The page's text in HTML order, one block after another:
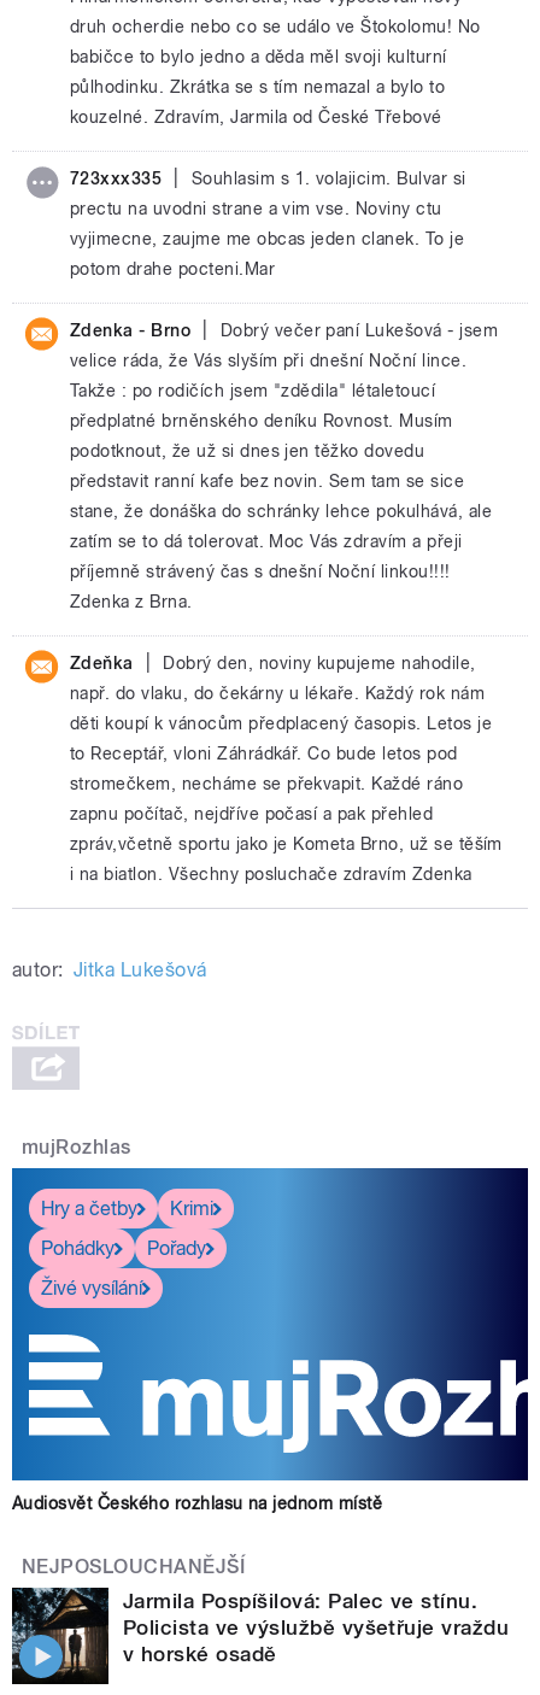
druh ocherdie nebo co se událo ve Štokolomu! No
babičce to bylo jedno a děda měl svoji kulturní
půlhodinku. Zkrátka se s tím nemazal a bylo to
kouzelné. Zdravím, Jarmila od České Třebové
723xxx335
Souhlasim s 1. volajicim. Bulvar si
prectu na uvodni strane a vim vse. Noviny ctu
vyjimecne, zaujme me obcas jeden clanek. To je
potom drahe pocteni.Mar
Zdenka - Brno
Dobrý večer paní Lukešová - jsem
velice ráda, že Vás slyším při dnešní Noční lince.
Takže : po rodičích jsem "zdědila" létaletoucí
předplatné brněnského deníku Rovnost. Musím
podotknout, že už si dnes jen těžko dovedu
představit ranní kafe bez novin. Sem tam se sice
stane, že donáška do schránky lehce pokulhává, ale
zatím se to dá tolerovat. Moc Vás zdravím a přeji
příjemně strávený čas s dnešní Noční linkou!!!!
Zdenka z Brna.
Zdeňka
Dobrý den, noviny kupujeme nahodile,
např. do vlaku, do čekárny u lékaře. Každý rok nám
děti koupí k vánocům předplacený časopis. Letos je
to Receptář, vloni Záhrádkář. Co bude letos pod
stromečkem, necháme se překvapit. Každé ráno
zapnu počítač, nejdříve počasí a pak přehled
zpráv,včetně sportu jako je Kometa Brno, už se těším
i na biatlon. Všechny posluchače zdravím Zdenka
autor: Jitka Lukešová
mujRozhlas
Hry a četby
Krimi
Pohádky
Pořady
Živé vysílání
Audiosvět Českého rozhlasu na jednom místě
NEJPOSLOUCHANĚJŠÍ
Jarmila Pospíšilová: Palec ve stínu.
Policista ve výslužbě vyšetřuje vraždu
v horské osadě